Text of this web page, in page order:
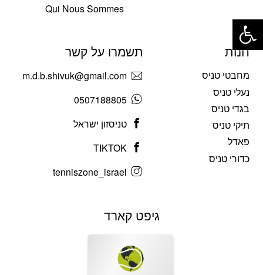
Qui Nous Sommes
חנות
מחבטי טניס
נעלי טניס
בגדי טניס
תיקי טניס
פאדל
כדורי טניס
תשמרו על קשר
m.d.b.shivuk@gmail.com
0507188805
טניסזון ישראל
TIKTOK
tenniszone_israel
גיפט קארד
פתח סרגל נגישות